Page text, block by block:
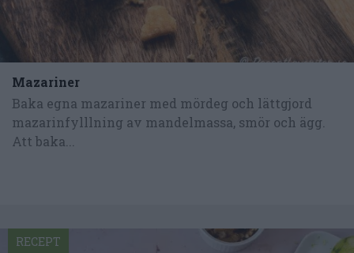
Mazariner
Baka egna mazariner med mördeg och lättgjord
mazarinfylllning av mandelmassa, smör och ägg.
Att baka...
RECEPT